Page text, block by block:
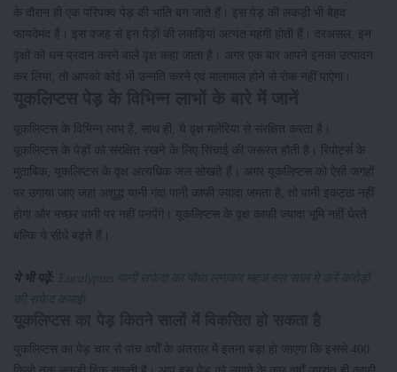
के दौरान ही एक परिपक्व पेड़ की भांति बन जाते हैं। इस पेड़ की लकड़ी भी बेहद
फायदेमंद है। इस वजह से इन पेड़ों की लकड़ियां अत्यंत महंगी होती हैं। दरअसल, इन
वृक्षों को धन प्रदान करने वाले वृक्ष कहा जाता है। अगर एक बार आपने इनका उत्पादन
कर लिया, तो आपको कोई भी उन्नति करने एवं मालामाल होने से रोक नहीं पाऐगा।
यूकलिप्टस के विभिन्न लाभ हैं, साथ ही, ये वृक्ष मलेरिया से संरक्षित करता है।
यूकलिप्टस के पेड़ों को संरक्षित रखने के लिए सिंचाई की जरूरत होती है। रिपोर्ट्स के
मुताबिक, यूकलिप्टस के वृक्ष अत्यधिक जल सोखते हैं। अगर यूकलिप्टस को ऐसी जगहों
पर उगाया जाए जहां अशुद्ध यानी गंदा पानी काफी ज्यादा जमता है, तो पानी इकट्ठा नहीं
होगा और मच्छर पानी पर नहीं पनपेंगे। यूकलिप्टस के वृक्ष काफी ज्यादा भूमि नहीं घेरते
बल्कि ये सीधे बढ़ते हैं।
ये भी पढ़ें: Eucalyptus यानी सफेदा का पौधा लगाकर महज दस साल में करें करोड़ों
की सफेद कमाई!
युकलिप्टस का पेड़ चार से पांच वर्षों के अंतराल में इतना बड़ा हो जाएगा कि इससे 400